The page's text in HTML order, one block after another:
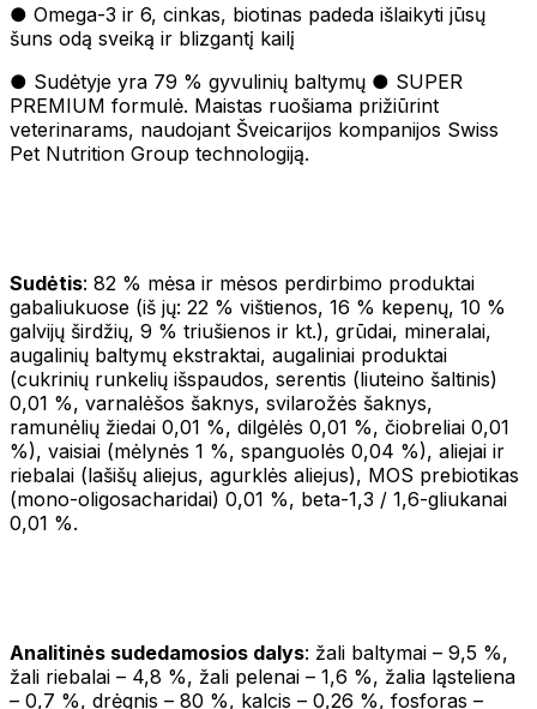
● Omega-3 ir 6, cinkas, biotinas padeda išlaikyti jūsų
šuns odą sveiką ir blizgantį kailį
● Sudėtyje yra 79 % gyvulinių baltymų ● SUPER
PREMIUM formulė. Maistas ruošiama prižiūrint
veterinarams, naudojant Šveicarijos kompanijos Swiss
Pet Nutrition Group technologiją.
Sudėtis: 82 % mėsa ir mėsos perdirbimo produktai
gabaliukuose (iš jų: 22 % vištienos, 16 % kepenų, 10 %
galvijų širdžių, 9 % triušienos ir kt.), grūdai, mineralai,
augalinių baltymų ekstraktai, augaliniai produktai
(cukrinių runkelių išspaudos, serentis (liuteino šaltinis)
0,01 %, varnalėšos šaknys, svilarožės šaknys,
ramunėlių žiedai 0,01 %, dilgėlės 0,01 %, čiobreliai 0,01
%), vaisiai (mėlynės 1 %, spanguolės 0,04 %), aliejai ir
riebalai (lašišų aliejus, agurklės aliejus), MOS prebiotikas
(mono-oligosacharidai) 0,01 %, beta-1,3 / 1,6-gliukanai
0,01 %.
Analitinės sudedamosios dalys: žali baltymai – 9,5 %,
žali riebalai – 4,8 %, žali pelenai – 1,6 %, žalia ląsteliena
– 0,7 %, drėgnis – 80 %, kalcis – 0,26 %, fosforas –